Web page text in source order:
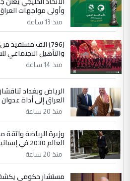
وأولى مواجهات
منذ 13 ساعة
(796) الف مستفيد
والتأهيل الاجتماعي
منذ 14 ساعة
الرياض وبغداد
العراق إلى أداة
منذ 20 ساعة
وزيرة الرياضة
العالم 2030 في إسبانيا
منذ 20 ساعة
مستشار حكومي